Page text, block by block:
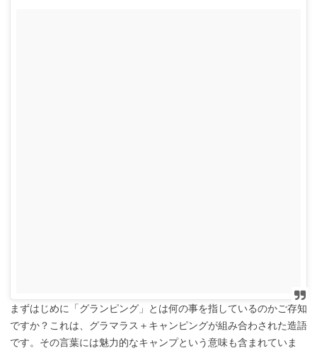
まずはじめに「グランピング」とは何の事を指しているのかご存知
ですか？これは、グラマラス＋キャンピングが組み合わされた造語
です。その言葉には魅力的なキャンプという意味も含まれていま